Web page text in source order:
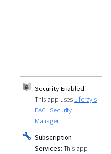
Security Enabled:
This app uses Liferay's
PACL Security
Manager.
Subscription
Services: This app